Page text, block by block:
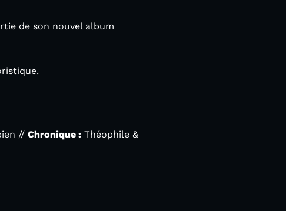
de son nouvel album
// Chronique : Théophile &